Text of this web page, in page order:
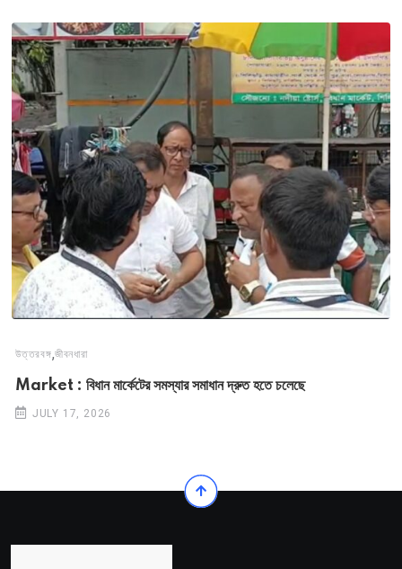
উত্তরবঙ্গ,জীবনধারা
Market : বিধান মার্কেটের সমস্যার সমাধান দ্রুত হতে চলেছে
JULY 17, 2026